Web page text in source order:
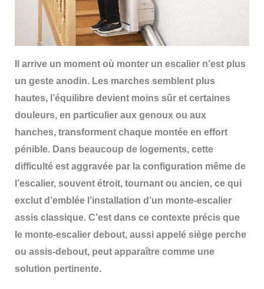
Il arrive un moment où monter un escalier n’est plus
un geste anodin. Les marches semblent plus
hautes, l’équilibre devient moins sûr et certaines
douleurs, en particulier aux genoux ou aux
hanches, transforment chaque montée en effort
pénible. Dans beaucoup de logements, cette
difficulté est aggravée par la configuration même de
l’escalier, souvent étroit, tournant ou ancien, ce qui
exclut d’emblée l’installation d’un monte-escalier
assis classique. C’est dans ce contexte précis que
le monte-escalier debout, aussi appelé siège perche
ou assis-debout, peut apparaître comme une
solution pertinente.